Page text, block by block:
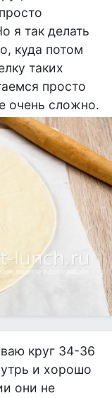
я так делать
куда потом
таких
просто
очень сложно.
круг 34-36
и хорошо
они не